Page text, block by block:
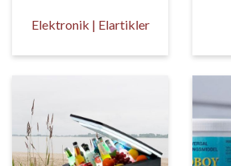
Elektronik | Elartikler